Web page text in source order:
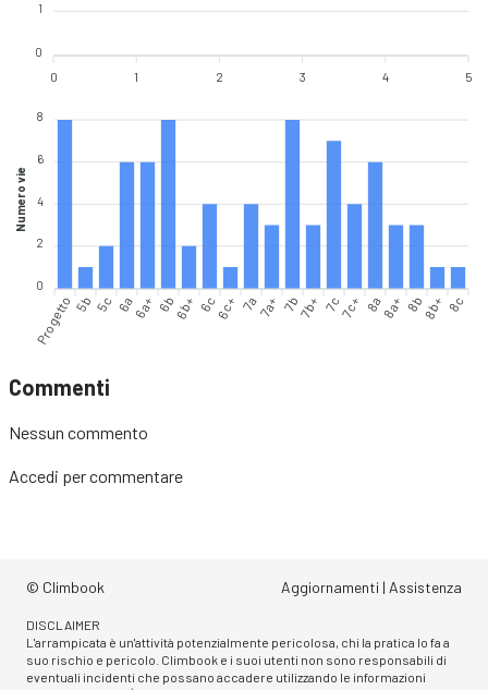
1
0
0 1 2 3 4 5
8
6
4
2
0
Numero vie
Progetto 5b 5c 6a6a+ 6b6b+ 6c6c+ 7a7a+ 7b7b+ 7c7c+ 8a8a+ 8b8b+ 8c
Commenti
Nessun commento
Accedi per commentare
© Climbook Aggiornamenti | Assistenza
DISCLAIMER
L'arrampicata è un'attività potenzialmente pericolosa, chi la pratica lo fa a
suo rischio e pericolo. Climbook e i suoi utenti non sono responsabili di
eventuali incidenti che possano accadere utilizzando le informazioni